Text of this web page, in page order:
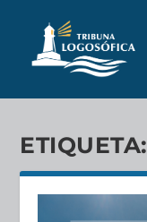
ETIQUETA: